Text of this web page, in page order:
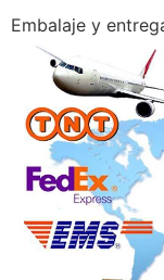
Embalaje y